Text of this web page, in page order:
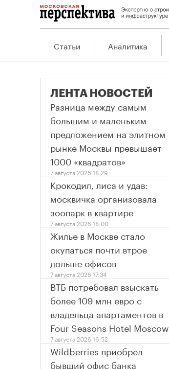
Статьи Аналитика
ЛЕНТА НОВОСТЕЙ
Разница между самым
большим и маленьким
предложением на элитном
рынке Москвы превышает
1000 «квадратов»
7 августа 2026 18:29
Крокодил, лиса и удав:
москвичка организовала
зоопарк в квартире
7 августа 2026 18:00
Жилье в Москве стало
окупаться почти втрое
дольше офисов
7 августа 2026 17:34
ВТБ потребовал взыскать
более 109 млн евро с
владельца апартаментов в
Four Seasons Hotel Moscow
7 августа 2026 16:52
Wildberries приобрел
бывший офис банка